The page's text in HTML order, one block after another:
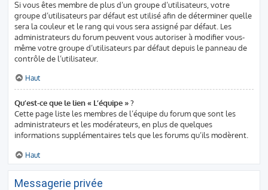
Si vous êtes membre de plus d’un groupe d’utilisateurs, votre
groupe d’utilisateurs par défaut est utilisé afin de déterminer quelle
sera la couleur et le rang qui vous sera assigné par défaut. Les
administrateurs du forum peuvent vous autoriser à modifier vous-
même votre groupe d’utilisateurs par défaut depuis le panneau de
contrôle de l’utilisateur.
Haut
Qu’est-ce que le lien « L’équipe » ?
Cette page liste les membres de l’équipe du forum que sont les
administrateurs et les modérateurs, en plus de quelques
informations supplémentaires tels que les forums qu’ils modèrent.
Haut
Messagerie privée